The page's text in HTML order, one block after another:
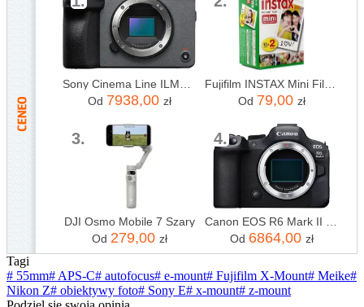
Od 7938,00 zł
Fujifilm INSTAX Mini Film - 20 szt.
Od 79,00 zł
3.
DJI Osmo Mobile 7 Szary
Od 279,00 zł
4.
Od 6864,00 zł
Tagi
# 55mm# APS-C# autofocus# e-mount# Fujifilm X-Mount# Meike#
Nikon Z# obiektywy foto# Sony E# x-mount# z-mount